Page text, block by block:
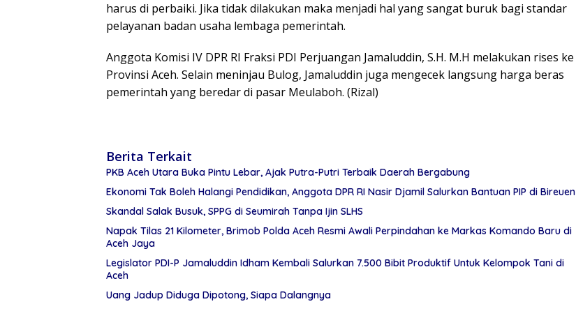
harus di perbaiki. Jika tidak dilakukan maka menjadi hal yang sangat buruk bagi standar
pelayanan badan usaha lembaga pemerintah.
Anggota Komisi IV DPR RI Fraksi PDI Perjuangan Jamaluddin, S.H. M.H melakukan rises ke
Provinsi Aceh. Selain meninjau Bulog, Jamaluddin juga mengecek langsung harga beras
pemerintah yang beredar di pasar Meulaboh. (Rizal)
Berita Terkait
PKB Aceh Utara Buka Pintu Lebar, Ajak Putra-Putri Terbaik Daerah Bergabung
Ekonomi Tak Boleh Halangi Pendidikan, Anggota DPR RI Nasir Djamil Salurkan Bantuan PIP di Bireuen
Skandal Salak Busuk, SPPG di Seumirah Tanpa Ijin SLHS
Napak Tilas 21 Kilometer, Brimob Polda Aceh Resmi Awali Perpindahan ke Markas Komando Baru di
Aceh Jaya
Legislator PDI-P Jamaluddin Idham Kembali Salurkan 7.500 Bibit Produktif Untuk Kelompok Tani di
Aceh
Uang Jadup Diduga Dipotong, Siapa Dalangnya